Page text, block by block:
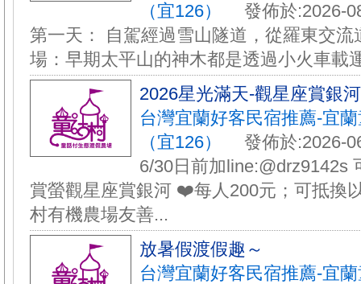
（宜126）
發佈於:2026-
第一天： 自駕經過雪山隧道，從羅東交流
場：早期太平山的神木都是透過小火車載
️2026星光滿天-觀星座賞銀
台灣宜蘭好客民宿推薦-宜
（宜126）
發佈於:2026-
6/30日前加line:@drz9142s
賞螢觀星座賞銀河 ❤️每人200元；可抵換
村有機農場友善...
放暑假渡假趣～
台灣宜蘭好客民宿推薦-宜